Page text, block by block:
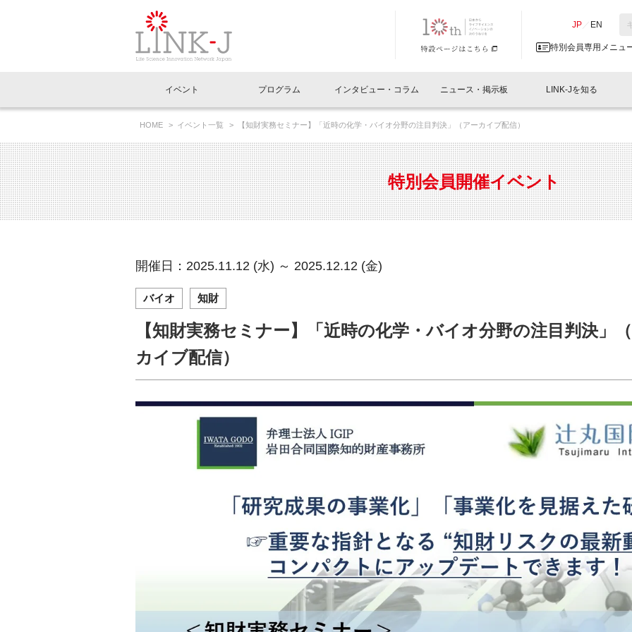
JP EN
特別会員専用メニュ
イベントお知らせメール登録
閉じる
イベント
イベント一覧
LINK-J主催・共催 特別会員開催
LINK-J協賛・協力 出展・参加
イベントレポート一覧
LINK-J主催・共催
LINK-J協賛・協力
プログラム
Out of Box相談室 What's "UNIKORN"？
インタビュー・コラム
インタビュー・コラム一覧
スペシャルインタビュー ベンチャーインタビュー 会報
連載コラム サポーターコラム 日本
ニュース・掲示板
ニュース一覧
トピック プレスリリース
メディア情報 海外関連
協賛・協力 施設
人と情報の交流掲示板一覧
会員プレスリリース
募集
LINK-Jを知る
理事長挨拶 Why in Nihonbashi
国内外連携 サポーター紹介 事業
組織概要 パンフレット GTB
特別会員一覧 特別会員について 入会
専用メニューはこちら
ラウンジ・会議室 オフィス・ラボ 施設
アクセス
HOME イベント一覧 【知財実務セミナー】「近時の化学・バイオ分野の注目判決」（アーカイブ配信）
特別会員開催イベント
開催日：2025.11.12 (水) ～ 2025.12.12 (金)
バイオ 知財
【知財実務セミナー】「近時の化学・バイオ分野の注目判決」
カイブ配信）